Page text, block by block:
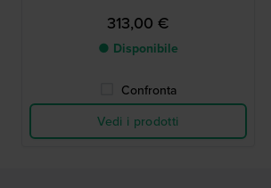
313,00 €
● Disponibile
Confronta
Vedi i prodotti